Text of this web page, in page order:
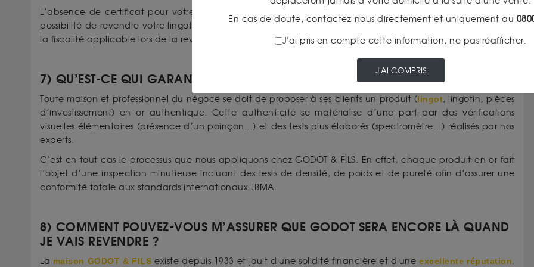
L’absence de certificat pour votre lingot n’est pas pénalisante en soi et ne remet nullement en cause la
possibilité de revendre votre lingot. Il peut néanmoins y avoir quelques contraintes notamment concernant
la fiscalité applicable lors de la revente du lingot.
7) QU’EST-CE QUI GARANTIT L’AUTHENTICITÉ DE L’OR QUE L’ON REVEND ?
Toute maison et professionnel du négoce se doit de proposer à ses clients un produit (lingot, lingotin, pièces
d’investissement) en or authentique. Cette authenticité se matérialise d’une part par des vérifications
visuelles élémentaires (présence d’un poinçon…) et des tests plus élaborés (spectromètre…) réalisés par nos
experts.
C’est en tout cas le processus que nous appliquons chez GODOT & FILS. En effet, chaque produit en or fait
l’objet d’une inspection minutieuse incluant des tests de densité, de poids et de pureté afin d’assurer une
conformité totale aux standards internationaux LBMA.
8) COMMENT POUVEZ-VOUS M’ASSURER QUE GODOT SERA ENCORE LÀ QUAND
JE VAIS REVENDRE ?
La maison GODOT & FILS existe depuis 1933 et jouit d'une solidité financière et d'uneexcellente réputation.
En cas de doute, contactez-nous directement et uniquement au
J'ai pris en compte cette information, ne pas réafficher.
J'AI COMPRIS